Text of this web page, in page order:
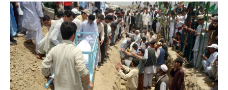
Image
principale
médiatique